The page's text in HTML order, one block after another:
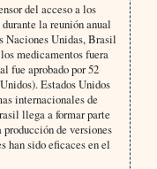
del acceso a los
la reunión anual
Naciones Unidas, Brasil
medicamentos fuera
fue aprobado por 52
Estados Unidos
internacionales de
llega a formar parte
de versiones
han sido eficaces en el